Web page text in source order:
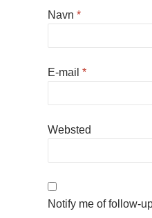
Navn *
E-mail *
Websted
Notify me of follow-